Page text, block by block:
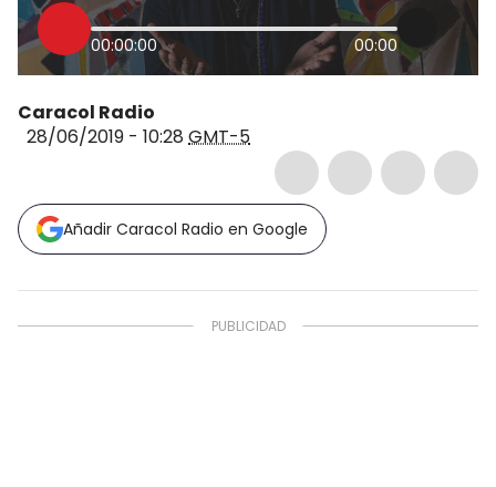
00:00:00 00:00
Caracol Radio
28/06/2019 - 10:28 GMT-5
Añadir Caracol Radio en Google